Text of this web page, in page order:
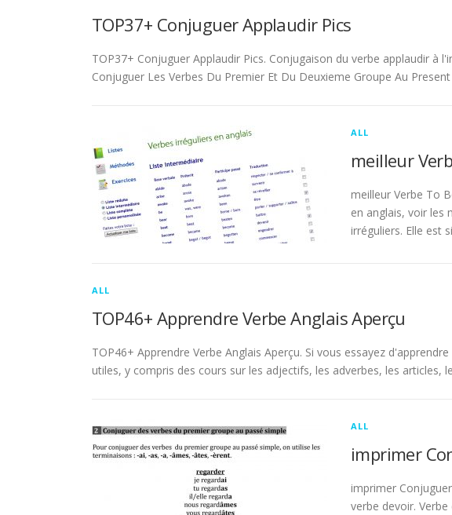
TOP37+ Conjuguer Applaudir Pics
TOP37+ Conjuguer Applaudir Pics. Conjugaison du verbe applaudir à
Conjuguer Les Verbes Du Premier Et Du Deuxieme Groupe Au
ALL
meilleur
meilleur Verbe To
en anglais, voir les
irréguliers. Elle est
ALL
TOP46+ Apprendre Verbe Anglais Aperçu
TOP46+ Apprendre Verbe Anglais Aperçu. Si vous essayez
utiles, y compris des cours sur les adjectifs, les adverbes, les articles,
ALL
imprimer
imprimer
verbe devoir.